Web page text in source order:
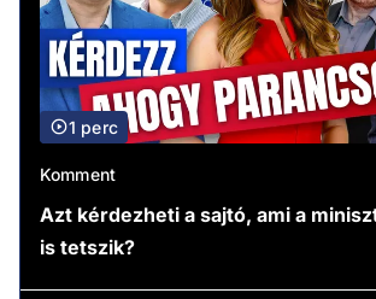
1 perc
Komment
Azt kérdezheti a sajtó, ami a
is tetszik?